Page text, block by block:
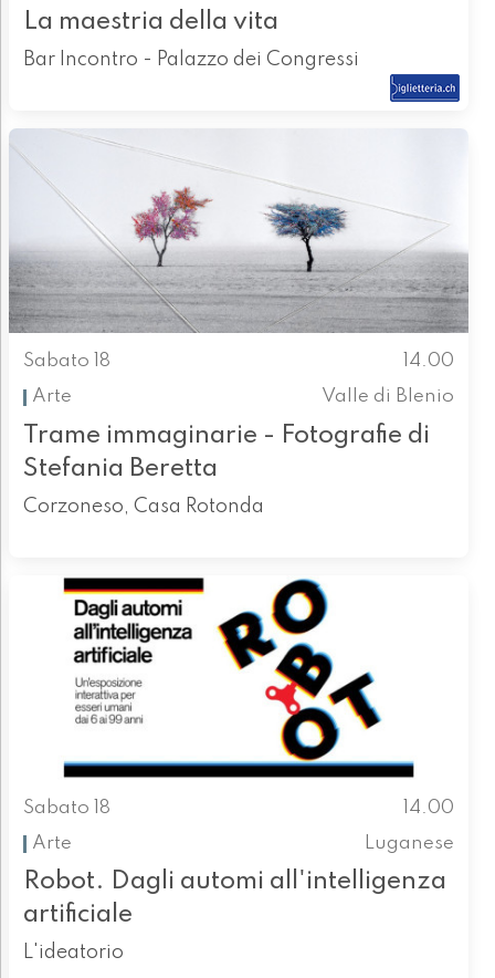
La maestria della vita
Bar Incontro - Palazzo dei Congressi
Sabato 18
14.00
Arte
Valle di Blenio
Trame immaginarie - Fotografie di
Stefania Beretta
Corzoneso, Casa Rotonda
Sabato 18
14.00
Arte
Luganese
Robot. Dagli automi all'intelligenza
artificiale
L'ideatorio